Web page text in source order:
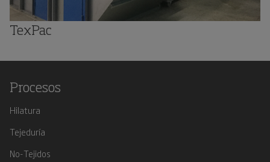
TexPac
Procesos
Hilatura
Tejeduría
No-Tejidos